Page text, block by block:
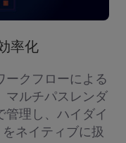
率化
ークフローによる
マルチパスレンダ
管理し、ハイダイ
ネイティブに扱